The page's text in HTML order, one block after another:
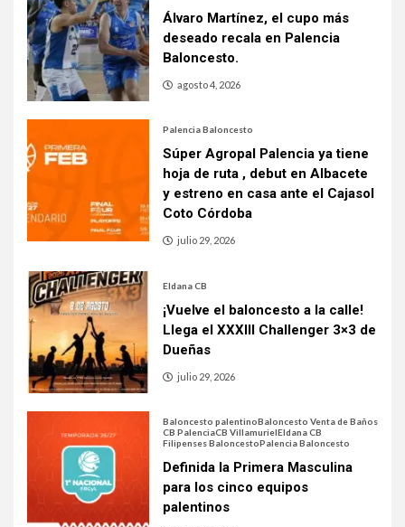
Álvaro Martínez, el cupo más
deseado recala en Palencia
Baloncesto.
agosto 4, 2026
Palencia Baloncesto
Súper Agropal Palencia ya tiene
hoja de ruta , debut en Albacete
y estreno en casa ante el Cajasol
Coto Córdoba
julio 29, 2026
Eldana CB
¡Vuelve el baloncesto a la calle!
Llega el XXXIII Challenger 3×3 de
Dueñas
julio 29, 2026
Baloncesto palentinoBaloncesto Venta de Baños
CB PalenciaCB VillamurielEldana CB
Filipenses BaloncestoPalencia Baloncesto
Definida la Primera Masculina
para los cinco equipos
palentinos